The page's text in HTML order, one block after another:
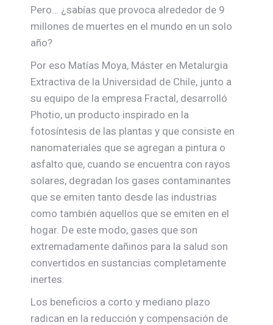
Pero… ¿sabías que provoca alrededor de 9
millones de muertes en el mundo en un solo
año?
Por eso Matías Moya, Máster en Metalurgia
Extractiva de la Universidad de Chile, junto a
su equipo de la empresa Fractal, desarrolló
Photio, un producto inspirado en la
fotosíntesis de las plantas y que consiste en
nanomateriales que se agregan a pintura o
asfalto que, cuando se encuentra con rayos
solares, degradan los gases contaminantes
que se emiten tanto desde las industrias
como también aquellos que se emiten en el
hogar. De este modo, gases que son
extremadamente dañinos para la salud son
convertidos en sustancias completamente
inertes.
Los beneficios a corto y mediano plazo
radican en la reducción y compensación de